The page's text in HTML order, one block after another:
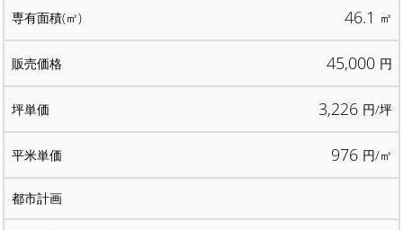
46.1 ㎡
45,000 円
3,226 円/坪
976 円/㎡